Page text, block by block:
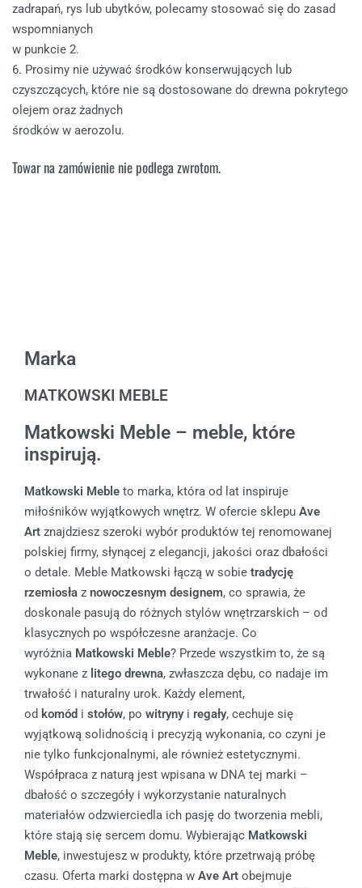
zadrapań, rys lub ubytków, polecamy stosować się do zasad
wspomnianych
w punkcie 2.
6. Prosimy nie używać środków konserwujących lub
czyszczących, które nie są dostosowane do drewna pokrytego
olejem oraz żadnych
środków w aerozolu.
Towar na zamówienie nie podlega zwrotom.
Marka
MATKOWSKI MEBLE
Matkowski Meble – meble, które
inspirują.
Matkowski Meble to marka, która od lat inspiruje
miłośników wyjątkowych wnętrz. W ofercie sklepu Ave
Art znajdziesz szeroki wybór produktów tej renomowanej
polskiej firmy, słynącej z elegancji, jakości oraz dbałości
o detale. Meble Matkowski łączą w sobie tradycję
rzemiosła z nowoczesnym designem, co sprawia, że
doskonale pasują do różnych stylów wnętrzarskich – od
klasycznych po współczesne aranżacje. Co
wyróżnia Matkowski Meble? Przede wszystkim to, że są
wykonane z litego drewna, zwłaszcza dębu, co nadaje im
trwałość i naturalny urok. Każdy element,
od komód i stołów, po witrynyi regały, cechuje się
wyjątkową solidnością i precyzją wykonania, co czyni je
nie tylko funkcjonalnymi, ale również estetycznymi.
Współpraca z naturą jest wpisana w DNA tej marki –
dbałość o szczegóły i wykorzystanie naturalnych
materiałów odzwierciedla ich pasję do tworzenia mebli,
które stają się sercem domu. Wybierając Matkowski
Meble, inwestujesz w produkty, które przetrwają próbę
czasu. Oferta marki dostępna w Ave Art obejmuje